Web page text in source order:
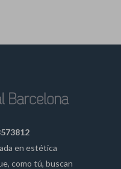
en estética
como tú, buscan